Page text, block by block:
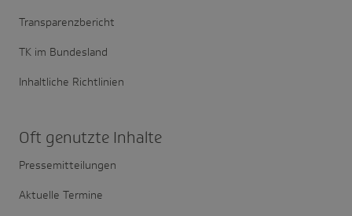
Transparenzbericht
TK im Bundesland
Inhaltliche Richtlinien
Oft genutzte Inhalte
Pressemitteilungen
Aktuelle Termine